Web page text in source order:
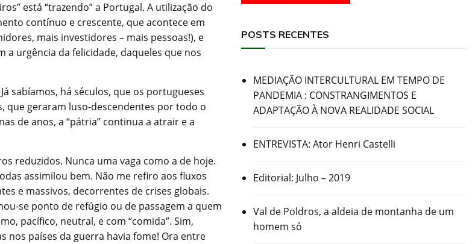
está “trazendo” a Portugal. A utilização do
contínuo e crescente, que acontece em
mais investidores – mais pessoas!), e
a urgência da felicidade, daqueles que nos
sabíamos, há séculos, que os portugueses
que geraram luso-descendentes por todo o
de anos, a “pátria” continua a atrair e a
reduzidos. Nunca uma vaga como a de hoje.
assimilou bem. Não me refiro aos fluxos
e massivos, decorrentes de crises globais.
se ponto de refúgio ou de passagem a quem
pacífico, neutral, e com “comida”. Sim,
nos países da guerra havia fome! Ora entre
POSTS RECENTES
MEDIAÇÃO INTERCULTURAL EM TEMPO DE
PANDEMIA : CONSTRANGIMENTOS E
ADAPTAÇÃO À NOVA REALIDADE SOCIAL
ENTREVISTA: Ator Henri Castelli
Editorial: Julho – 2019
Val de Poldros, a aldeia de montanha de um
homem só